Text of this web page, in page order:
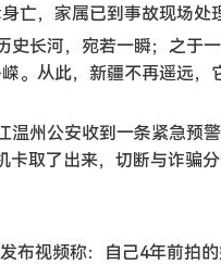
亡，家属已到事故现场处
长河，宛若一瞬；之于
从此，新疆不再遥远，
州公安收到一条紧急预
取了出来，切断与诈骗
布视频称：自己4年前拍